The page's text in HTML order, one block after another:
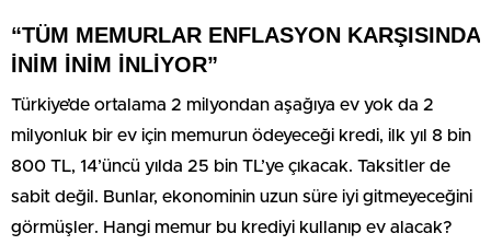
“TÜM MEMURLAR ENFLASYON KARŞISINDA
İNİM İNİM İNLİYOR”
Türkiye’de ortalama 2 milyondan aşağıya ev yok da 2
milyonluk bir ev için memurun ödeyeceği kredi, ilk yıl 8 bin
800 TL, 14’üncü yılda 25 bin TL’ye çıkacak. Taksitler de
sabit değil. Bunlar, ekonominin uzun süre iyi gitmeyeceğini
görmüşler. Hangi memur bu krediyi kullanıp ev alacak?